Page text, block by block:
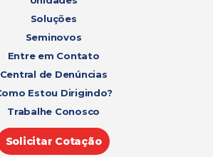
Soluções
Seminovos
Entre em Contato
Central de Denúncias
Estou Dirigindo?
Trabalhe Conosco
Solicitar Cotação